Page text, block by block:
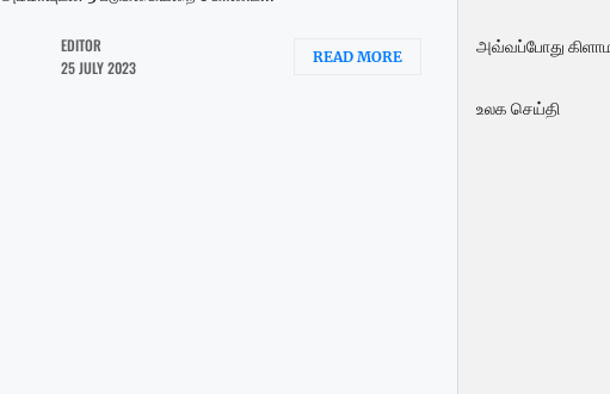
EDITOR
25 JULY 2023
READ MORE அவ்வப்போது
உலக செய்தி